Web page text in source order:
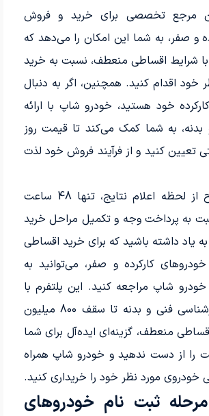
مرجع تخصصی برای خرید و فروش
و صفر، به شما این امکان را می‌دهد که
شرایط اقساطی منعطف، نسبت به خرید
خود اقدام کنید. همچنین، اگر به دنبال
خود هستید، خودرو شاپ با ارائه
بدنه، به شما کمک می‌کند تا قیمت روز
تعیین کنید و از فرآیند فروش خود لذت
برندگان این طرح از لحظه اعلام نتایج، تنها 48 ساعت
به پرداخت وجه و تکمیل مراحل خرید
یاد داشته باشید که برای خرید اقساطی
کارکرده و صفر، می‌توانید به
شاپ مراجعه کنید. این پلتفرم با
ارائه ضمانت کارشناسی فنی و بدنه تا سقف 800 میلیون
منعطف، گزینه‌ای ایده‌آل برای شما
را از دست ندهید و خودرو شاپ همراه
خودروی مورد نظر خود را خریداری کنید.
ثبت نام خودروهای